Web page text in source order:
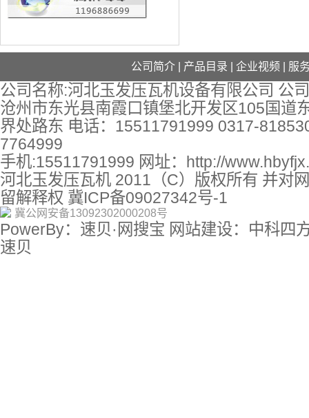
公司简介 产品目录 企业视频 服
公司名称:河北玉发压瓦机设备有限公司 公
沧州市东光县南霞口镇堡北开发区105国道
界处路东 电话：15511791999 0317-
7764999
手机:15511791999 网址： http://
河北玉发压瓦机 2011（C）版权所有 并对
留解释权 冀ICP备09027342号-1
冀公网安备13092302000208号
PowerBy：速贝·网搜宝 网站建设：中科四
速贝